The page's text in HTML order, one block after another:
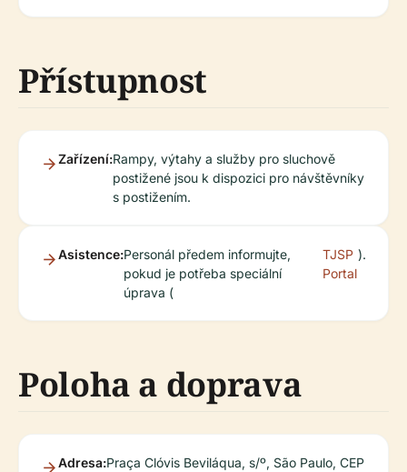
Přístupnost
Zařízení:Rampy, výtahy a služby pro sluchově
postižené jsou k dispozici pro návštěvníky
s postižením.
Asistence:Personál předem informujte,
pokud je potřeba speciální
úprava (
TJSP
Portal
).
Poloha a doprava
Adresa:Praça Clóvis Beviláqua, s/º, São Paulo, CEP